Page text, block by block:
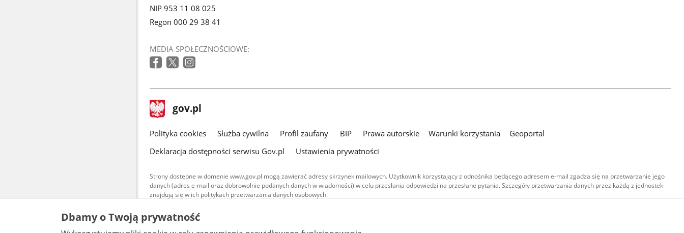
NIP 953 11 08 025
Regon 000 29 38 41
MEDIA SPOŁECZNOŚCIOWE:
stopka
gov.pl Strona
gov.pl
gov.pl
Polityka cookies Służba cywilna Profil zaufany BIP Prawa autorskie Warunki korzystania
Geoportal
Deklaracja dostępności serwisu Gov.pl
Ustawienia prywatności
Strony dostępne w domenie www.gov.pl mogą zawierać adresy skrzynek mailowych. Użytkownik korzystający z odnośnika będącego adresem e-mail zgadza się na przetwarzanie jego
danych (adres e-mail oraz dobrowolnie podanych danych w wiadomości) w celu przesłania odpowiedzi na przesłane pytania. Szczegóły przetwarzania danych przez każdą z jednostek
znajdują się w ich politykach przetwarzania danych osobowych.
Treści tekstowe publikowane w serwisie (z wyłączeniem treści audiowizualnych), są
udostępniane na licencji typu Creative Commons: uznanie autorstwa - na tych samych
warunkach 4.0 (CC BY-SA 4.0). Materiały audiowizualne, w tym zdjęcia, materiały audio i wideo,
Dbamy o Twoją prywatność